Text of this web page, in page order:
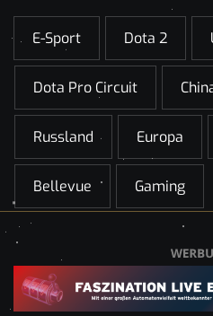
E-Sport Dota 2
Dota Pro Circuit
Russland Europa
Bellevue Gaming